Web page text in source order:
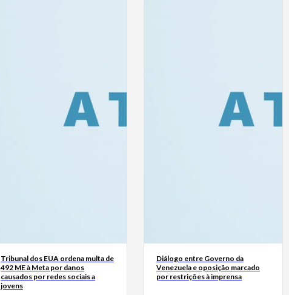
Tribunal dos EUA ordena multa de
492 ME à Meta por danos
causados por redes sociais a
jovens
Diálogo entre Governo da
Venezuela e oposição marcado
por restrições à imprensa